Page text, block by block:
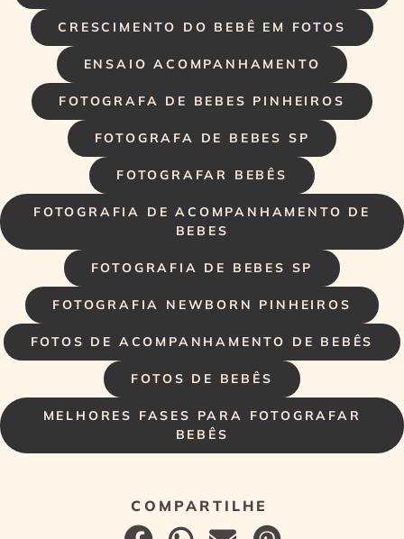
CRESCIMENTO DO BEBÊ EM FOTOS
ENSAIO ACOMPANHAMENTO
FOTOGRAFA DE BEBES PINHEIROS
FOTOGRAFA DE BEBES SP
FOTOGRAFAR BEBÊS
FOTOGRAFIA DE ACOMPANHAMENTO DE
BEBES
FOTOGRAFIA DE BEBES SP
FOTOGRAFIA NEWBORN PINHEIROS
FOTOS DE ACOMPANHAMENTO DE BEBÊS
FOTOS DE BEBÊS
MELHORES FASES PARA FOTOGRAFAR
BEBÊS